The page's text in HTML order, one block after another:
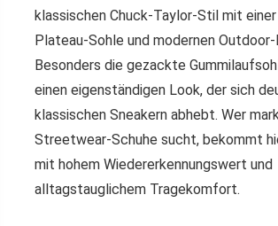
klassischen Chuck-Taylor-Stil mit
Plateau-Sohle und modernen
Besonders die gezackte
einen eigenständigen Look, der sich
klassischen Sneakern abhebt. Wer
Streetwear-Schuhe sucht, bekommt
mit hohem Wiedererkennungswert und
alltagstauglichem Tragekomfort.